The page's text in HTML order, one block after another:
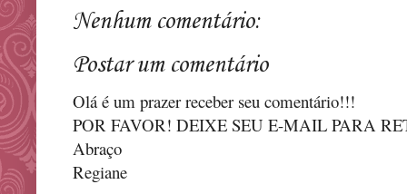
Nenhum comentário:
Postar um comentário
Olá é um prazer receber seu comentário!!!
POR FAVOR! DEIXE SEU E-MAIL PARA
Abraço
Regiane